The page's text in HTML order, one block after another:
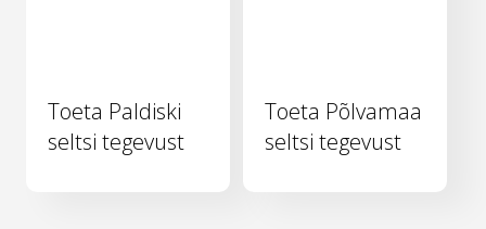
Toeta Paldiski
seltsi tegevust
Toeta Põlvamaa
seltsi tegevust